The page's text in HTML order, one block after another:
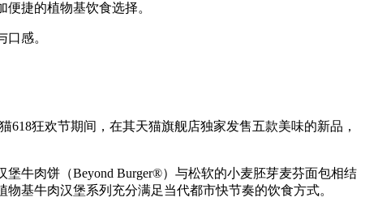
捷的植物基饮食选择。
感。
狂欢节期间，在其天猫旗舰店独家发售五款美味的新品，
牛肉饼（Beyond Burger®）与松软的小麦胚芽麦芬面包相结
基牛肉汉堡系列充分满足当代都市快节奏的饮食方式。